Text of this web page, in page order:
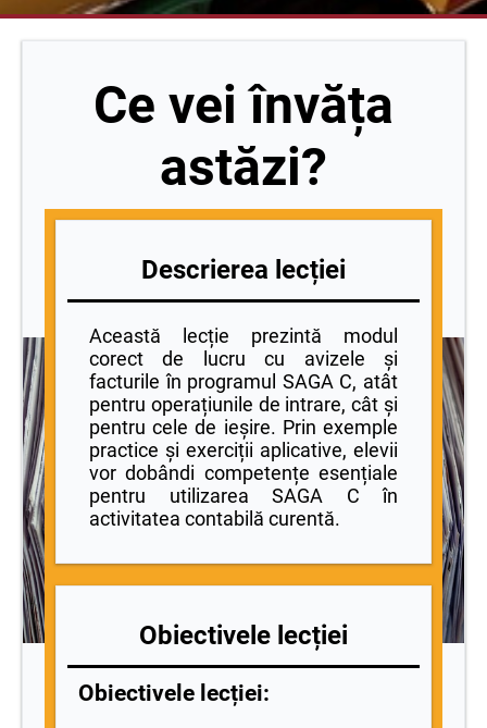
Ce vei învăța
astăzi?
Descrierea lecției
Această lecție prezintă modul
corect de lucru cu avizele și
facturile în programul SAGA C, atât
pentru operațiunile de intrare, cât și
pentru cele de ieșire. Prin exemple
practice și exerciții aplicative, elevii
vor dobândi competențe esențiale
pentru utilizarea SAGA C în
activitatea contabilă curentă.
Obiectivele lecției
Obiectivele lecției: